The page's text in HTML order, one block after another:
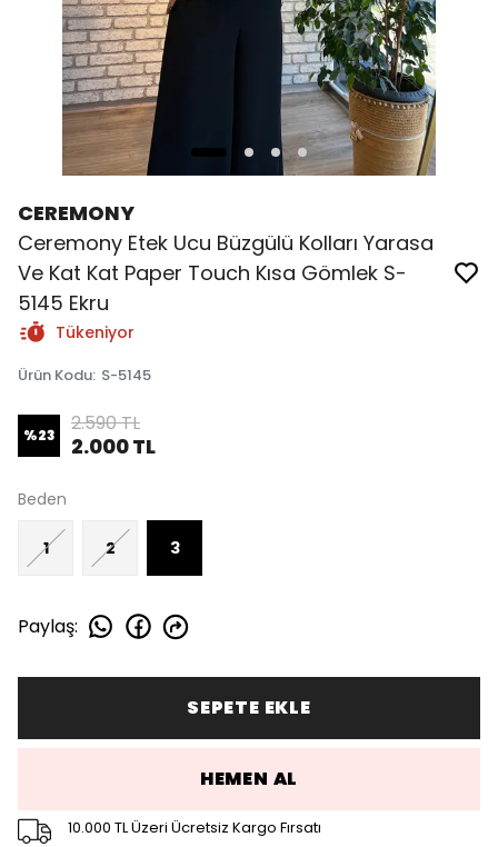
CEREMONY
Ceremony Etek Ucu Büzgülü Kolları Yarasa
Ve Kat Kat Paper Touch Kısa Gömlek S-
5145 Ekru
Tükeniyor
Ürün Kodu: S-5145
%23 2.590 TL
2.000 TL
Beden
1 2 3
Paylaş:
SEPETE EKLE
HEMEN AL
10.000 TL Üzeri Ücretsiz Kargo Fırsatı